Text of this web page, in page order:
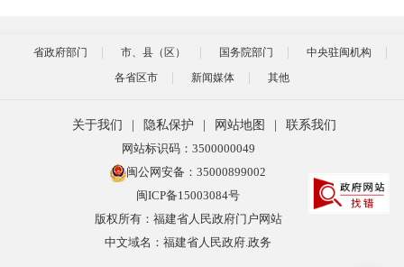
省政府部门 市、县（区） 国务院部门
中央驻闽机构
各省区市
新闻媒体 其他
关于我们 隐私保护 网站地图
联系我们
网站标识码：3500000049
闽公网安备：35000899002
闽ICP备15003084号
版权所有：福建省人民政府门户网站
中文域名：福建省人民政府.政务